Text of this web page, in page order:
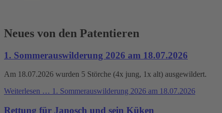
Neues von den Patentieren
1. Sommerauswilderung 2026 am 18.07.2026
Am 18.07.2026 wurden 5 Störche (4x jung, 1x alt) ausgewildert.
Weiterlesen … 1. Sommerauswilderung 2026 am 18.07.2026
Rettung für Janosch und sein Küken